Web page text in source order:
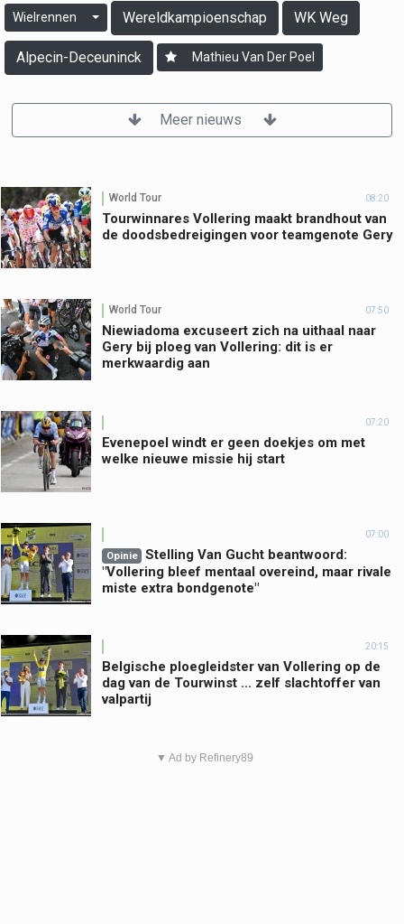
Wielrennen Wereldkampioenschap WK Weg
Alpecin-Deceuninck Mathieu Van Der Poel
Meer nieuws
World Tour 08:20
Tourwinnares Vollering maakt brandhout van
de doodsbedreigingen voor teamgenote Gery
World Tour 07:50
Niewiadoma excuseert zich na uithaal naar
Gery bij ploeg van Vollering: dit is er
merkwaardig aan
07:20
Evenepoel windt er geen doekjes om met
welke nieuwe missie hij start
07:00
Opinie
Stelling Van Gucht beantwoord:
"Vollering bleef mentaal overeind, maar rivale
miste extra bondgenote"
20:15
Belgische ploegleidster van Vollering op de
dag van de Tourwinst ... zelf slachtoffer van
valpartij
▼ Ad by Refinery89